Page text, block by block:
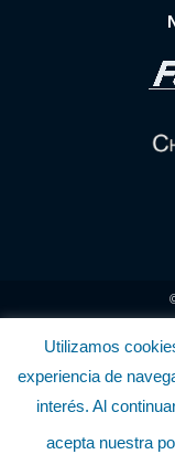
Aunque se consideran
información y precios
Política de privacidad y
Utilizamos
experiencia de
interés. Al
acepta nuestra